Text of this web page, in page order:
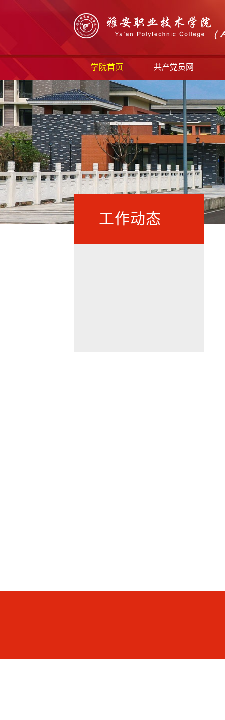
学院首页 共产党员网
工作动态